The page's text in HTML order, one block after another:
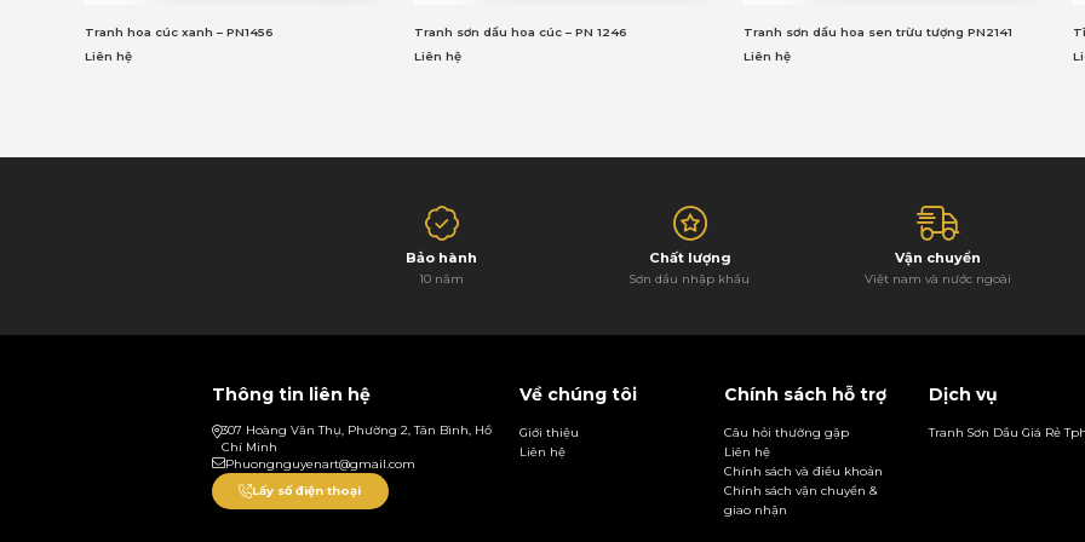
Tranh hoa cúc xanh – PN1456
Liên hệ
Tranh sơn dầu hoa cúc – PN 1246
Liên hệ
Tranh sơn dầu hoa sen trừu tượng PN2141
Liên hệ
Bảo hành
10 năm
Chất lượng
Sơn dầu nhập khẩu
Vận chuyển
Việt nam và nước ngoài
Thông tin liên hệ
307 Hoàng Văn Thụ, Phường 2, Tân Bình, Hồ
Chí Minh
Phuongnguyenart@gmail.com
Lấy số điện thoại
Về chúng tôi
Giới thiệu
Liên hệ
Chính sách hỗ trợ
Câu hỏi thường gặp
Liên hệ
Chính sách và điều khoản
Chính sách vận chuyển &
giao nhận
Dịch vụ
Tranh Sơn Dầu Giá Rẻ